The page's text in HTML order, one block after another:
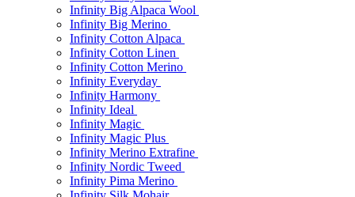
Infinity Big Alpaca Wool
Infinity Big Merino
Infinity Cotton Alpaca
Infinity Cotton Linen
Infinity Cotton Merino
Infinity Everyday
Infinity Harmony
Infinity Ideal
Infinity Magic
Infinity Magic Plus
Infinity Merino Extrafine
Infinity Nordic Tweed
Infinity Pima Merino